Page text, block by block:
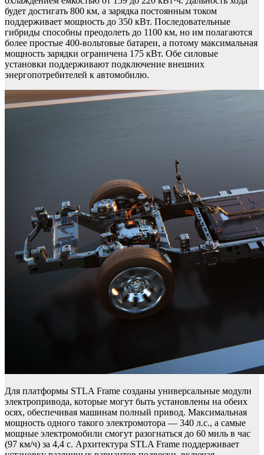
будет достигать 800 км, а зарядка постоянным током
поддерживает мощность до 350 кВт. Последовательные
гибриды способны преодолеть до 1100 км, но им полагаются
более простые 400-вольтовые батареи, а потому максимальная
мощность зарядки ограничена 175 кВт. Обе силовые
установки поддерживают подключение внешних
энергопотребителей к автомобилю.
Для платформы STLA Frame созданы универсальные модули
электропривода, которые могут быть установлены на обеих
осях, обеспечивая машинам полный привод. Максимальная
мощность одного такого электромотора — 340 л.с., а самые
мощные электромобили смогут разогнаться до 60 миль в час
(97 км/ч) за 4,4 с. Архитектура STLA Frame поддерживает